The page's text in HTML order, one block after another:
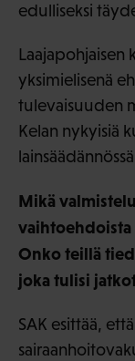
edulliseksi
yksimielisenä
tulevaisuuden
Kelan nykyisiä
Mikä
vaihtoehdoista
Onko teillä
joka tulisi
SAK esittää,